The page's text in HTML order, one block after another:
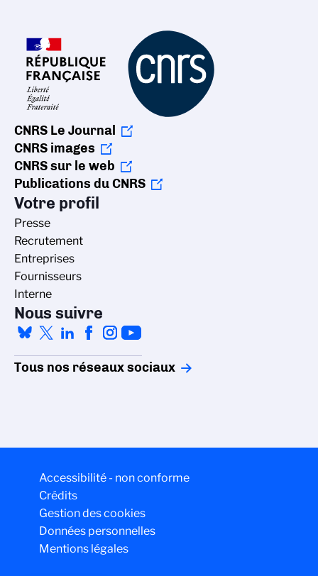
CNRS Le Journal
CNRS images
CNRS sur le web
Publications du CNRS
Votre profil
Presse
Recrutement
Entreprises
Fournisseurs
Interne
Nous suivre
Tous nos réseaux sociaux
Accessibilité - non conforme
Crédits
Gestion des cookies
Données personnelles
Mentions légales